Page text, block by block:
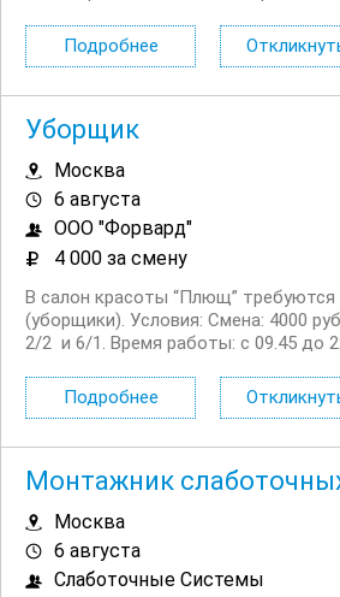
Разгружать и погружать
помещение в порядок перед показом
Подробнее
Уборщик
Москва
6 августа
ООО "Форвард"
4 000 за смену
В салон красоты “Плющ”
(уборщики). Условия: Смена: 4000
2/2 и 6/1. Время работы: с 09.45 до
метро Киевская, возможно
станций метро. Площадь салона:...
Подробнее
Монтажник
Москва
6 августа
Слаботочные Системы